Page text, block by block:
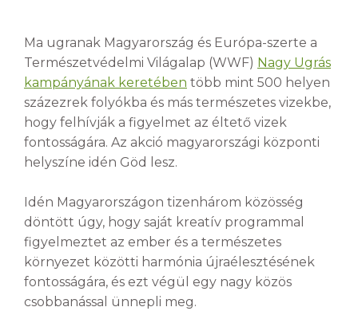
Ma ugranak Magyarország és Európa-szerte a
Természetvédelmi Világalap (WWF) Nagy Ugrás
kampányának keretében több mint 500 helyen
százezrek folyókba és más természetes vizekbe,
hogy felhívják a figyelmet az éltető vizek
fontosságára. Az akció magyarországi központi
helyszíne idén Göd lesz.
Idén Magyarországon tizenhárom közösség
döntött úgy, hogy saját kreatív programmal
figyelmeztet az ember és a természetes
környezet közötti harmónia újraélesztésének
fontosságára, és ezt végül egy nagy közös
csobbanással ünnepli meg.